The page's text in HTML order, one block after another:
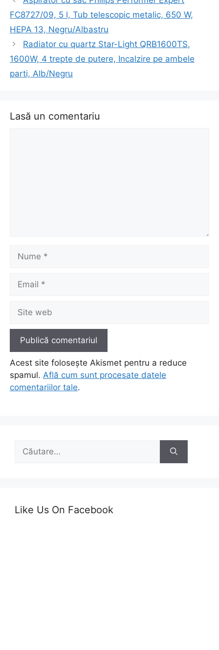
în
FC8727/09, 5 l, Tub telescopic metalic, 650 W,
HEPA 13, Negru/Albastru
Radiator cu quartz Star-Light QRB1600TS,
1600W, 4 trepte de putere, Incalzire pe ambele
parti, Alb/Negru
Lasă un comentariu
web
Acest site folosește Akismet pentru a reduce
spamul. Află cum sunt procesate datele
comentariilor tale.
Caută
Like Us On Facebook